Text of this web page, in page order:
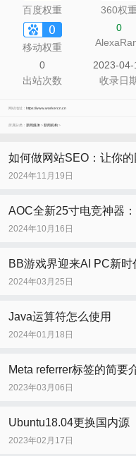
百度权重 360权
移动权重
0
0
出站次数
2023-04-
收录日
网站地址： https://www.workercn.cn
所属分类： 新闻媒体>新闻机构>
如何做网站SEO：让你
2024年11月19日
AOC全新25寸电竞神器
2024年10月16日
BB游戏界迎来AI PC新时
2024年03月25日
Java运算符怎么使用
2024年01月18日
Meta referrer标签的简要
2023年03月06日
Ubuntu18.04更换国内源
2023年02月17日